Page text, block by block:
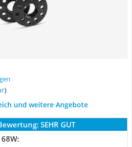
)
und weitere Angebote
SEHR GUT